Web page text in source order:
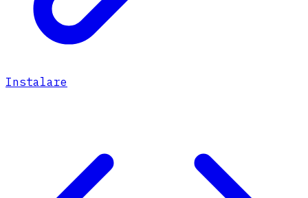
Instalare